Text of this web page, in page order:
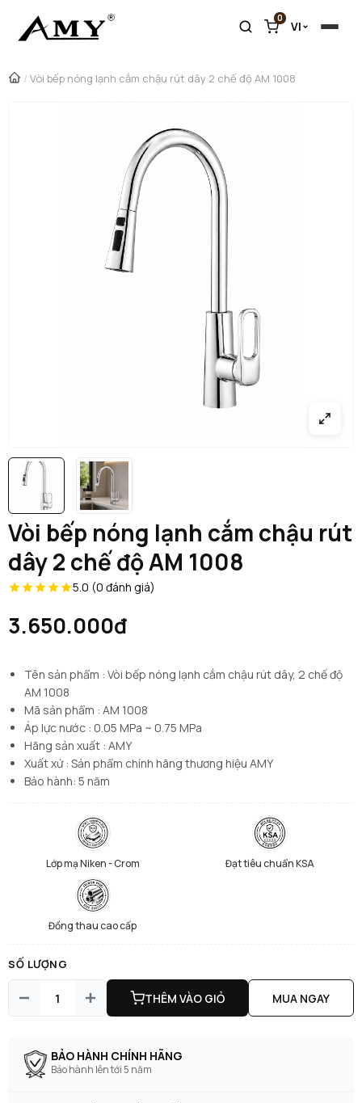
0
VI
/ Vòi bếp nóng lạnh cắm chậu rút dây 2 chế độ AM 1008
Vòi bếp nóng lạnh cắm chậu rút
dây 2 chế độ AM 1008
5.0 (0 đánh giá)
3.650.000đ
Tên sản phẩm : Vòi bếp nóng lạnh cắm chậu rút dây, 2 chế độ
AM 1008
Mã sản phẩm : AM 1008
Áp lực nước : 0.05 MPa ~ 0.75 MPa
Hãng sản xuất : AMY
Xuất xứ : Sản phẩm chính hãng thương hiệu AMY
Bảo hành: 5 năm
Lớp mạ Niken - Crom Đạt tiêu chuẩn KSA
Đồng thau cao cấp
SỐ LƯỢNG
THÊM VÀO GIỎ MUA NGAY
BẢO HÀNH CHÍNH HÃNG
Bảo hành lên tới 5 năm